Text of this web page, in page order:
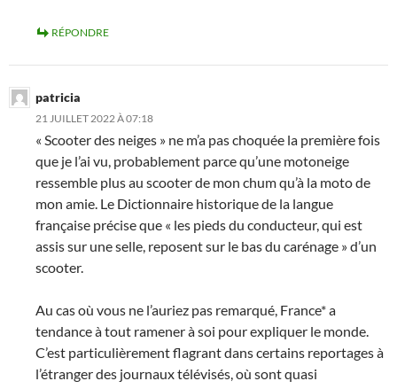
RÉPONDRE
patricia
21 JUILLET 2022 À 07:18
« Scooter des neiges » ne m’a pas choquée la première fois
que je l’ai vu, probablement parce qu’une motoneige
ressemble plus au scooter de mon chum qu’à la moto de
mon amie. Le Dictionnaire historique de la langue
française précise que « les pieds du conducteur, qui est
assis sur une selle, reposent sur le bas du carénage » d’un
scooter.
Au cas où vous ne l’auriez pas remarqué, France* a
tendance à tout ramener à soi pour expliquer le monde.
C’est particulièrement flagrant dans certains reportages à
l’étranger des journaux télévisés, où sont quasi